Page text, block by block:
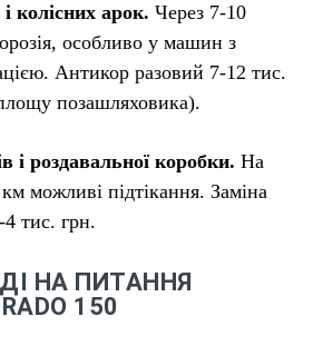
колісних арок. Через 7-10
особливо у машин з
Антикор разовий 7-12 тис.
позашляховика).
і роздавальної коробки. На
можливі підтікання. Заміна
тис. грн.
НА ПИТАННЯ
150